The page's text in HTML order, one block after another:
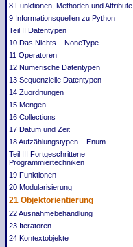
8 Funktionen, Methoden und Attribute
9 Informationsquellen zu Python
Teil II Datentypen
10 Das Nichts – NoneType
11 Operatoren
12 Numerische Datentypen
13 Sequenzielle Datentypen
14 Zuordnungen
15 Mengen
16 Collections
17 Datum und Zeit
18 Aufzählungstypen – Enum
Teil III Fortgeschrittene
Programmiertechniken
19 Funktionen
20 Modularisierung
21 Objektorientierung
22 Ausnahmebehandlung
23 Iteratoren
24 Kontextobjekte